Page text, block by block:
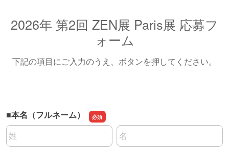
2026年 第2回 ZEN展 Paris展 応募フ
ォーム
下記の項目にご入力のうえ、ボタンを押してください。
■本名（フルネーム）
名前の姓
名前の名